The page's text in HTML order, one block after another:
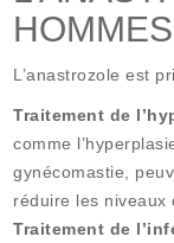
HOMMES
L’anastrozole est
Traitement de
comme
gynécomastie,
réduire les niveaux
Traitement de